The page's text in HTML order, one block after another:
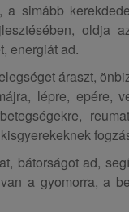
a simább
oldja
energiát ad.
áraszt,
lépre, epére,
bátorságot ad,
a gyomorra, a